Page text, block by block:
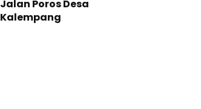
Jalan Poros Desa
Kalempang